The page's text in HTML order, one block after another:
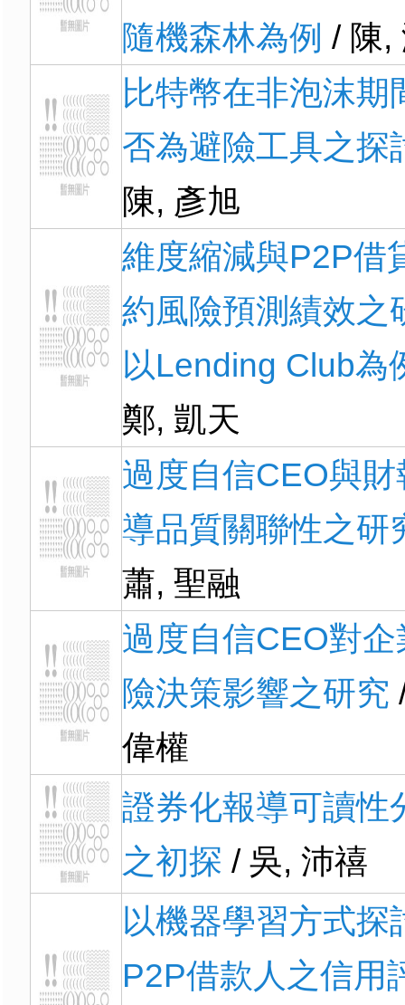
隨機森林為例 / 陳,
比特幣在非泡沫期
否為避險工具之探
陳, 彥旭
維度縮減與P2P借
約風險預測績效之
以Lending Club為
鄭, 凱天
過度自信CEO與財
導品質關聯性之研
蕭, 聖融
過度自信CEO對企
險決策影響之研究
偉權
證券化報導可讀性
之初探 / 吳, 沛禧
以機器學習方式探
P2P借款人之信用